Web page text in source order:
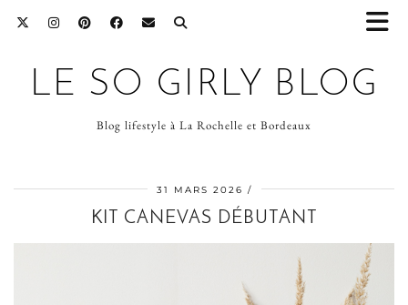
LE SO GIRLY BLOG
Blog lifestyle à La Rochelle et Bordeaux
31 MARS 2026
KIT CANEVAS DÉBUTANT